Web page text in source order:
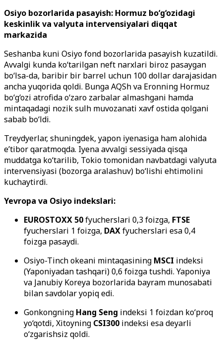
Osiyo bozorlarida pasayish: Hormuz bo‘g‘ozidagi
keskinlik va valyuta intervensiyalari diqqat
markazida
Seshanba kuni Osiyo fond bozorlarida pasayish kuzatildi.
Avvalgi kunda ko‘tarilgan neft narxlari biroz pasaygan
bo‘lsa-da, baribir bir barrel uchun 100 dollar darajasidan
ancha yuqorida qoldi. Bunga AQSh va Eronning Hormuz
bo‘g‘ozi atrofida o‘zaro zarbalar almashgani hamda
mintaqadagi nozik sulh muvozanati xavf ostida qolgani
sabab bo‘ldi.
Treydyerlar, shuningdek, yapon iyenasiga ham alohida
e’tibor qaratmoqda. Iyena avvalgi sessiyada qisqa
muddatga ko‘tarilib, Tokio tomonidan navbatdagi valyuta
intervensiyasi (bozorga aralashuv) bo‘lishi ehtimolini
kuchaytirdi.
Yevropa va Osiyo indekslari:
EUROSTOXX 50fyucherslari 0,3 foizga, FTSE
fyucherslari 1 foizga, DAXfyucherslari esa 0,4
foizga pasaydi.
Osiyo-Tinch okeani mintaqasining MSCI indeksi
(Yaponiyadan tashqari) 0,6 foizga tushdi. Yaponiya
va Janubiy Koreya bozorlarida bayram munosabati
bilan savdolar yopiq edi.
Gonkongning Hang Seng indeksi 1 foizdan ko‘proq
yo‘qotdi, Xitoyning CSI300 indeksi esa deyarli
o‘zgarishsiz qoldi.